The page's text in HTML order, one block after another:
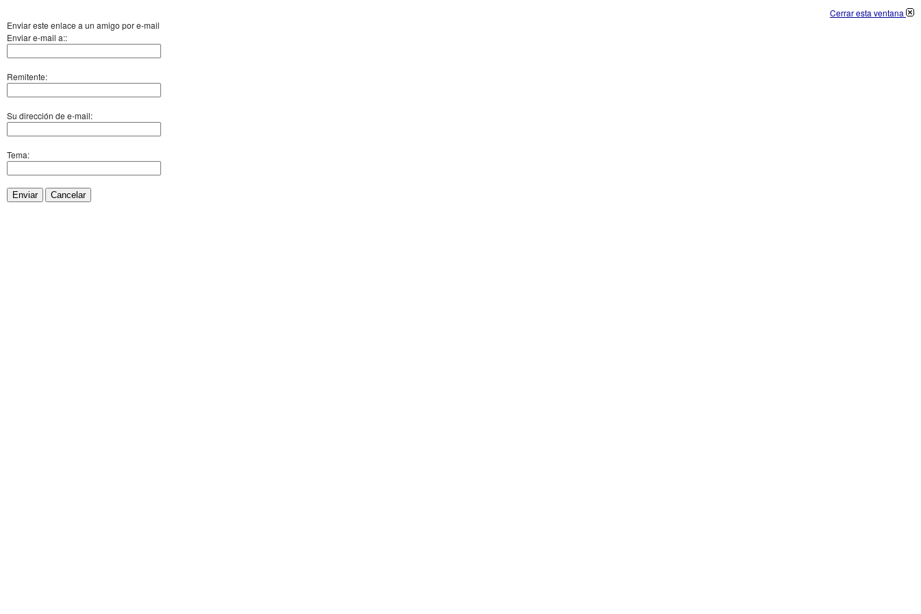
Cerrar esta ventana
Enviar este enlace a un amigo por e-mail
Enviar e-mail a::
Remitente:
Su dirección de e-mail:
Tema:
Enviar Cancelar